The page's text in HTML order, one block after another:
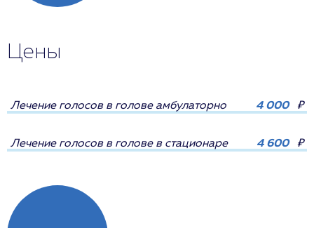
Цены
Лечение голосов в голове амбулаторно 4 000 ₽
Лечение голосов в голове в стационаре 4 600 ₽